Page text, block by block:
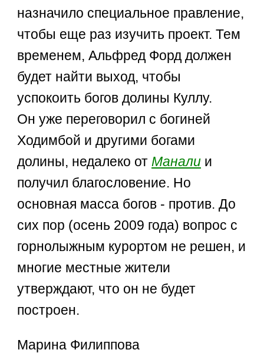
назначило специальное правление,
чтобы еще раз изучить проект. Тем
временем, Альфред Форд должен
будет найти выход, чтобы
успокоить богов долины Куллу.
Он уже переговорил с богиней
Ходимбой и другими богами
долины, недалеко от Манали и
получил благословение. Но
основная масса богов - против. До
сих пор (осень 2009 года) вопрос с
горнолыжным курортом не решен, и
многие местные жители
утверждают, что он не будет
построен.
Марина Филиппова